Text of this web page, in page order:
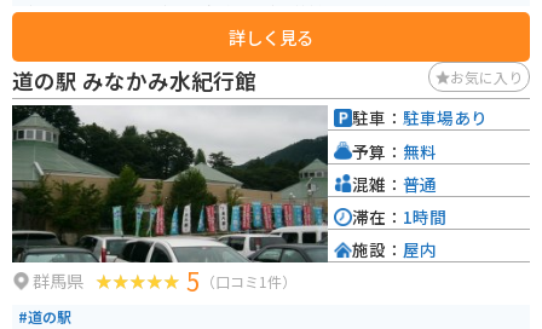
（すくなひこのみこと）で、温泉・医療の神様として信仰されています。特
に縁結びや子宝、商売繁盛、家内安全などのご利益があるとされています。
温泉街の雰囲気を感じながら、365段の石段を登りきった先にあるこの神社
は、観光客にとってもパワースポットとして人気です。歴史を感じながら心
身をリフレッシュすることができる場所です。
詳しく見る
道の駅 みなかみ水紀行館 お気に入り
群馬県 5 （口コミ1件）
#道の駅
駐車： 駐車場あり
予算： 無料
混雑： 普通
滞在： 1時間
施設： 屋内